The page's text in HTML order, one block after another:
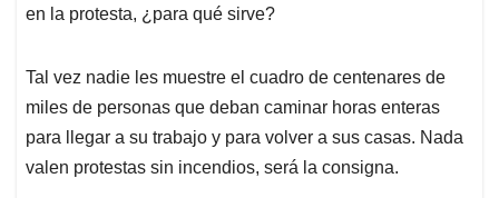
en la protesta, ¿para qué sirve?
Tal vez nadie les muestre el cuadro de centenares de
miles de personas que deban caminar horas enteras
para llegar a su trabajo y para volver a sus casas. Nada
valen protestas sin incendios, será la consigna.